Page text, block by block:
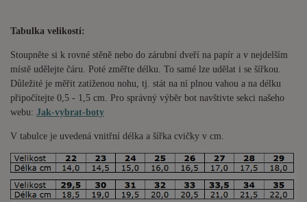
Tabulka velikostí:
Stoupněte si k rovné stěně nebo do zárubní dveří na papír a v nejdelším
místě udělejte čáru. Poté změřte délku. To samé lze udělat i se šířkou.
Důležité je měřit zatíženou nohu, tj. stát na ní plnou vahou a na délku
připočítejte 0,5 - 1,5 cm. Pro správný výběr bot navštivte sekci našeho
webu: Jak-vybrat-boty
V tabulce je uvedená vnitřní délka a šířka cvičky v cm.